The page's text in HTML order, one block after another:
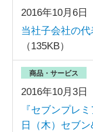
2016年10月6日
当社子会社の
（135KB）
2016年10月3日
商品・サービス
『セブンプレ
日（木）セブ